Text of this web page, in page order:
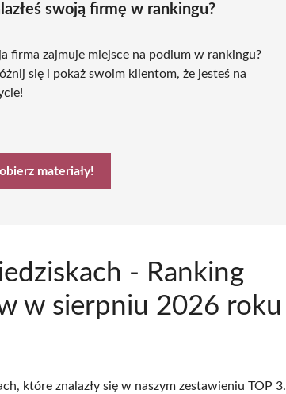
swoją firmę w rankingu?
firma zajmuje miejsce na podium w rankingu?
się i pokaż swoim klientom, że jesteś na
materiały!
- Ranking
w sierpniu 2026 roku
które znalazły się w naszym zestawieniu TOP 3.